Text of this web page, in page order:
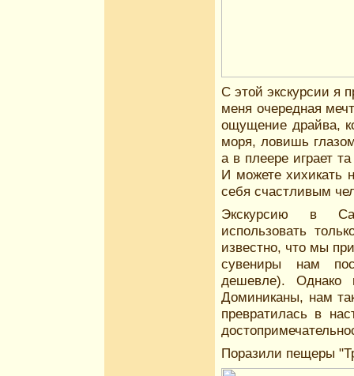
С этой экскурсии я
меня очередная
ощущение драйва,
моря, ловишь
а в плеере играет
И можете хихикать
себя счастливым
Экскурсию в
использовать
известно, что мы
сувениры нам
дешевле). Однако
Доминиканы, нам
превратилась в
Поразили пещеры